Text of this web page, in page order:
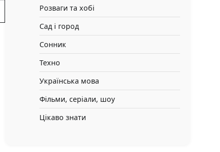
Розваги та хобі
Сад і город
Сонник
Техно
Українська мова
Фільми, серіали, шоу
Цікаво знати